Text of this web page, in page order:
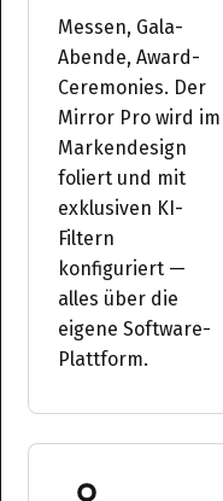
Messen, Gala-
Abende, Award-
Ceremonies. Der
Mirror Pro wird im
Markendesign
foliert und mit
exklusiven KI-
Filtern
konfiguriert —
alles über die
eigene Software-
Plattform.